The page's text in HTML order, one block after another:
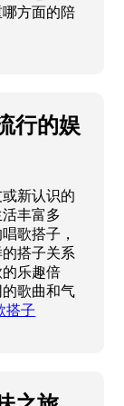
方面的陪
行的娱
新认识的
丰富多
歌搭子，
搭子关系
乐趣倍
歌曲和气
搭子